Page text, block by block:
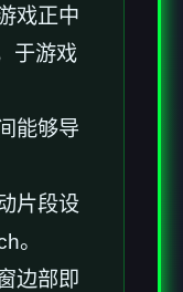
戏正中
于游戏
能够导
片段设
。
边部即